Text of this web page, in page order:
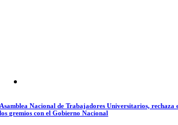
Asamblea Nacional de Trabajadores Universitarios,
los gremios con el Gobierno Nacional